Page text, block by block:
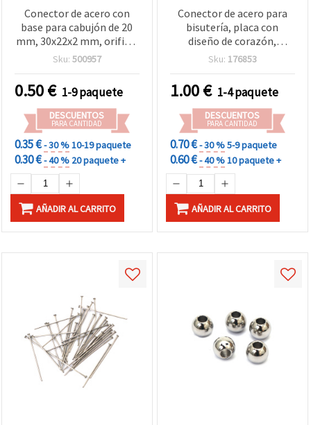
Conector de acero con
base para cabujón de 20
mm, 30x22x2 mm, orificio
2 mm, color plata – set de
Sku: 500957
0.50€ 1-9 paquete
DESCUENTOS
PARA CANTIDAD
0.35 €- 30 %10-19 paquete
0.30 €- 40 % 20 paquete +
AÑADIR AL CARRITO
Conector de acero para
bisutería, placa con
diseño de corazón,
51x10x1 mm, agujero 3
Sku: 176853
1.00€ 1-4 paquete
DESCUENTOS
PARA CANTIDAD
0.70 €- 30 %5-9 paquete
0.60 €- 40 %10 paquete +
AÑADIR AL CARRITO